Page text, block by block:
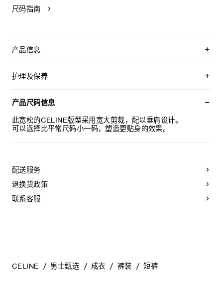
尺码指南
产品信息
CELINE PARIS TRIOMPHE刺绣
2个侧袋
弹性腰头
意大利制造
护理及保养
仅使用不含漂白剂的洗衣产品。
悬挂晾干，无需脱水。
最高熨烫温度：110°C / 230°F
产品尺码信息
此宽松的CELINE版型采用宽大剪裁，配以垂肩设计。
可以选择比平常尺码小一码，塑造更贴身的效果。
配送服务
退换货政策
联系客服
CELINE 男士甄选 成衣 裤装 短裤